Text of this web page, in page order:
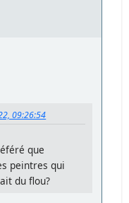
09:26:54
que
peintres qui
du flou?